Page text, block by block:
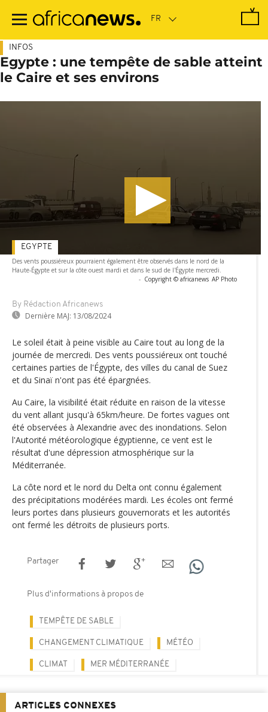
contenu
INFOS
Egypte : une tempête de sable atteint
le Caire et ses environs
Des vents poussiéreux pourraient également être observés dans le nord de la
Haute-Égypte et sur la côte ouest mardi et dans le sud de l'Égypte mercredi.
- Copyright © africanews AP Photo
By Rédaction Africanews
Dernière MAJ: 13/08/2024
EGYPTE
Le soleil était à peine visible au Caire tout au long de la
journée de mercredi. Des vents poussiéreux ont touché
certaines parties de l'Égypte, des villes du canal de Suez
et du Sinaï n'ont pas été épargnées.
Au Caire, la visibilité était réduite en raison de la vitesse
du vent allant jusqu'à 65km/heure. De fortes vagues ont
été observées à Alexandrie avec des inondations. Selon
l'Autorité météorologique égyptienne, ce vent est le
résultat d'une dépression atmosphérique sur la
Méditerranée.
La côte nord et le nord du Delta ont connu également
des précipitations modérées mardi. Les écoles ont fermé
leurs portes dans plusieurs gouvernorats et les autorités
ont fermé les détroits de plusieurs ports.
Partager
Plus d'informations à propos de
TEMPÊTE DE SABLE
CHANGEMENT CLIMATIQUE MÉTÉO
CLIMAT MER MÉDITERRANÉE
ARTICLES CONNEXES